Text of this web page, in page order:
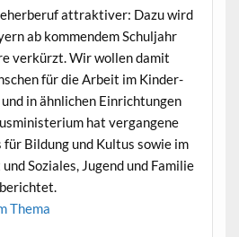
attrak­tiv­er: Dazu wird
ab kom­men­dem Schul­jahr
verkürzt. Wir wollen damit
für die Arbeit im Kinder­
in ähn­lichen Ein­rich­tun­gen
hat ver­gan­gene
für Bil­dung und Kul­tus sowie im
Soziales, Jugend und Fam­i­lie
Thema